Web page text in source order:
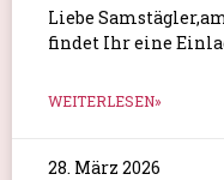
Liebe
findet Ihr eine
WEITERLESEN»
28. März 2026